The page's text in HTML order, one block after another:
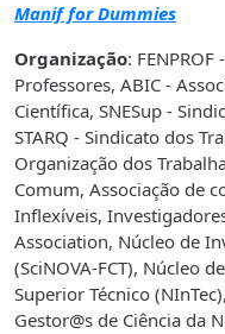
Manif for Dummies
Organização:
Professores, ABIC -
Científica, SNESup -
STARQ - Sindicato dos
Organização dos
Comum, Associação de
Inflexíveis,
Association, Núcleo de
(SciNOVA-FCT), Núcleo
Superior Técnico
Gestor@s de Ciência da